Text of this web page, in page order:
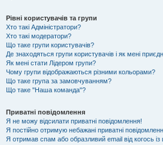
Рівні користувачів та групи
Хто такі Адміністратори?
Хто такі модератори?
Що таке групи користувачів?
Де знаходяться групи користувачів і як мені
Як мені стати Лідером групи?
Чому групи відображаються різними кольорами?
Що таке група за замовчуванням?
Що таке "Наша команда"?
Приватні повідомлення
Я не можу відсилати приватні повідомлення!
Я постійно отримую небажані приватні
Я отримав спам або образливий email від когось